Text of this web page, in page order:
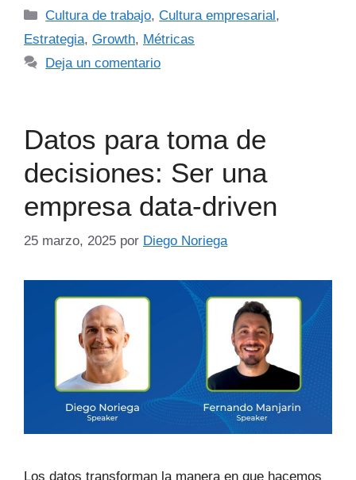
Cultura de trabajo,Cultura empresarial,
Estrategia, Growth, Métricas
Deja un comentario
Datos para toma de
decisiones: Ser una
empresa data-driven
25 marzo, 2025 por Diego Noriega
Los datos transforman la manera en que hacemos